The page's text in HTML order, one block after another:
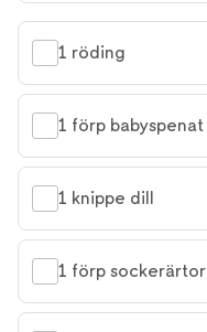
1 röding
1 förp babyspenat
1 knippe dill
1 förp sockerärtor